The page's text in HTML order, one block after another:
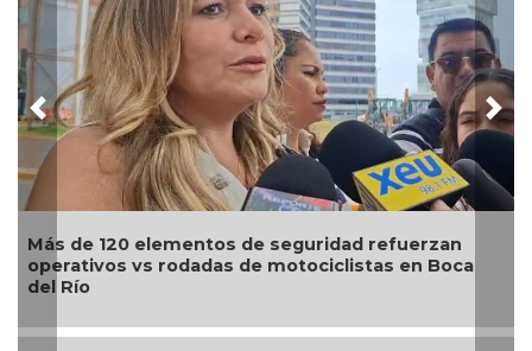
elementos de seguridad refuerzan
rodadas de motociclistas en Boca
turismo,
Previous